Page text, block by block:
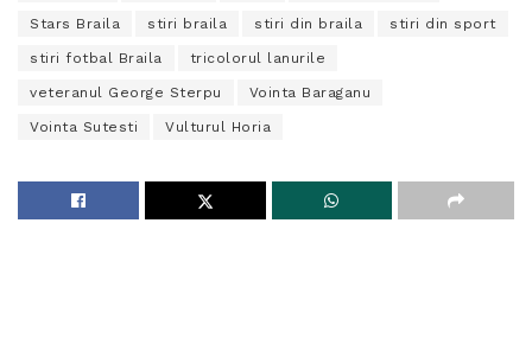
Stars Braila stiri braila stiri din braila stiri din sport
stiri fotbal Braila tricolorul lanurile
veteranul George Sterpu Vointa Baraganu
Vointa Sutesti Vulturul Horia